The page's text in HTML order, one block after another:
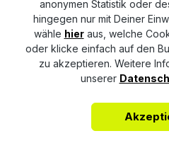
anonymen Statistik oder
hingegen nur mit Deiner
wähle hieraus, welche
oder klicke einfach auf den
zu akzeptieren. Weitere
unserer